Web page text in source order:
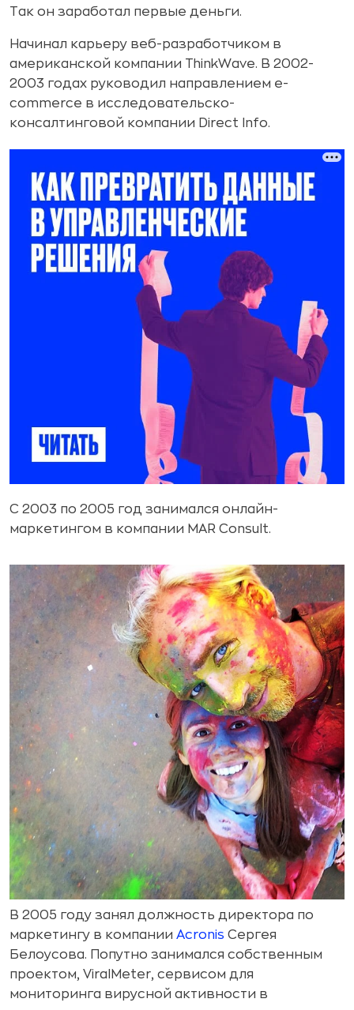
Так он заработал первые деньги.
Начинал карьеру веб-разработчиком в
американской компании ThinkWave. В 2002-
2003 годах руководил направлением е-
commerce в исследовательско-
консалтинговой компании Direct Info.
С 2003 по 2005 год занимался онлайн-
маркетингом в компании MAR Consult.
В 2005 году занял должность директора по
маркетингу в компании Acronis Сергея
Белоусова. Попутно занимался собственным
проектом, ViralMeter, сервисом для
мониторинга вирусной активности в